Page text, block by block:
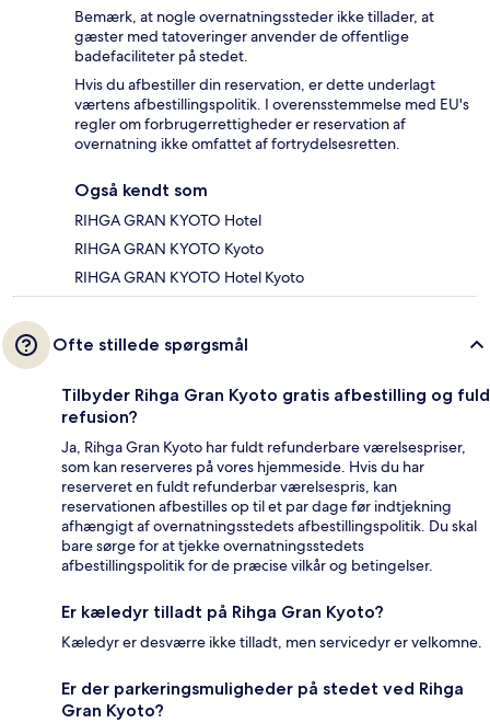
Bemærk, at nogle overnatningssteder ikke tillader, at
gæster med tatoveringer anvender de offentlige
badefaciliteter på stedet.
Hvis du afbestiller din reservation, er dette underlagt
værtens afbestillingspolitik. I overensstemmelse med EU's
regler om forbrugerrettigheder er reservation af
overnatning ikke omfattet af fortrydelsesretten.
Også kendt som
RIHGA GRAN KYOTO Hotel
RIHGA GRAN KYOTO Kyoto
RIHGA GRAN KYOTO Hotel Kyoto
Ofte stillede spørgsmål
Tilbyder Rihga Gran Kyoto gratis afbestilling og fuld
refusion?
Ja, Rihga Gran Kyoto har fuldt refunderbare værelsespriser,
som kan reserveres på vores hjemmeside. Hvis du har
reserveret en fuldt refunderbar værelsespris, kan
reservationen afbestilles op til et par dage før indtjekning
afhængigt af overnatningsstedets afbestillingspolitik. Du skal
bare sørge for at tjekke overnatningsstedets
afbestillingspolitik for de præcise vilkår og betingelser.
Er kæledyr tilladt på Rihga Gran Kyoto?
Kæledyr er desværre ikke tilladt, men servicedyr er velkomne.
Er der parkeringsmuligheder på stedet ved Rihga
Gran Kyoto?